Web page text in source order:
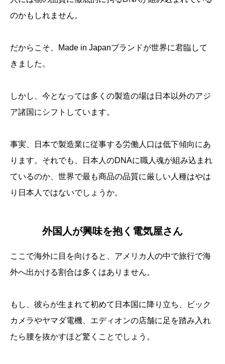
のかもしれません。
だからこそ、Made in Japanブランドが世界に君臨して
きました。
しかし、今となっては多くの製造の場は日本以外のアジ
ア諸国にシフトしています。
事実、日本で製造業に従事する労働人口は低下傾向にあ
ります。それでも、日本人のDNAに職人魂が組み込まれ
ているのか、世界で最も商品の品質に厳しい人種はやは
り日本人ではないでしょうか。
外国人が興味を抱く電気屋さん
ここで海外に目を向けると、アメリカ人の中で旅行で海
外へ出かける割合は多くはありません。
もし、彼らが生まれて初めて日本国に降り立ち、ビック
カメラやヤマダ電機、エディオンの店舗に足を踏み入れ
たら腰を抜かすほど驚くことでしょう。